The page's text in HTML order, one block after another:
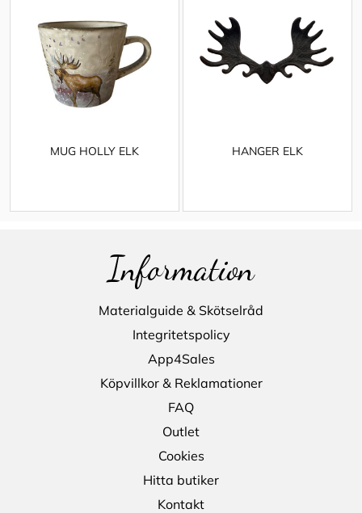
MUG HOLLY ELK HANGER ELK
Information
Materialguide & Skötselråd
Integritetspolicy
App4Sales
Köpvillkor & Reklamationer
FAQ
Outlet
Cookies
Hitta butiker
Kontakt